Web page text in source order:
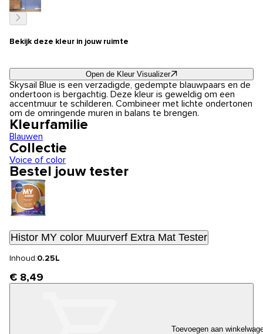
Bekijk deze kleur in jouw ruimte
Open de Kleur Visualizer
Skysail Blue is een verzadigde, gedempte blauwpaars en de
ondertoon is bergachtig. Deze kleur is geweldig om een
accentmuur te schilderen. Combineer met lichte ondertonen
om de omringende muren in balans te brengen.
Kleurfamilie
Blauwen
Collectie
Voice of color
Bestel jouw tester
Histor MY color Muurverf Extra Mat Tester
Inhoud:0.25L
€ 8,49
Toevoegen aan